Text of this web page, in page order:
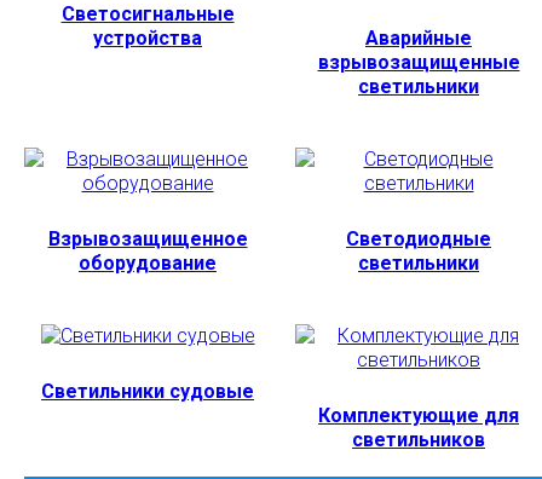
Светосигнальные
устройства
Аварийные
взрывозащищенные
светильники
Взрывозащищенное
оборудование
Светодиодные
светильники
Светильники судовые
Комплектующие для
светильников